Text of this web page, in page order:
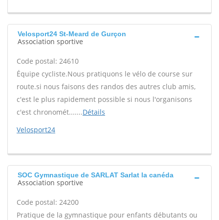
Velosport24 St-Meard de Gurçon
Association sportive
Code postal: 24610
Équipe cycliste.Nous pratiquons le vélo de course sur
route.si nous faisons des randos des autres club amis,
c'est le plus rapidement possible si nous l'organisons
c'est chronomét.......Détails
Velosport24
SOC Gymnastique de SARLAT Sarlat la canéda
Association sportive
Code postal: 24200
Pratique de la gymnastique pour enfants débutants ou